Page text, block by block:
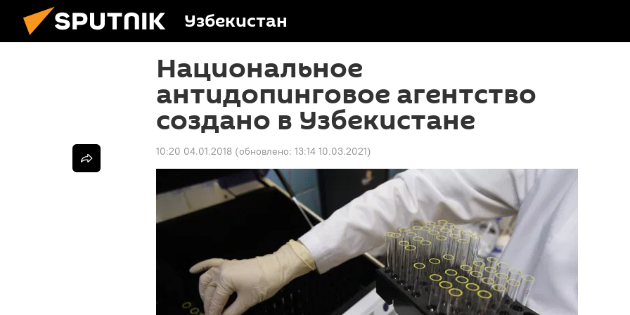
Узбекистан
Национальное
антидопинговое агентство
создано в Узбекистане
10:20 04.01.2018 (обновлено: 13:14 10.03.2021)